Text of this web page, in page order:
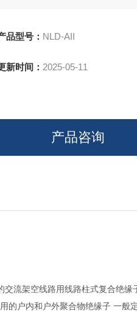
品型号： NLD-AII
新时间： 2025-05-11
产品咨询
流架空线路用线路柱式复合绝缘
的户内和户外聚合物绝缘子 一般